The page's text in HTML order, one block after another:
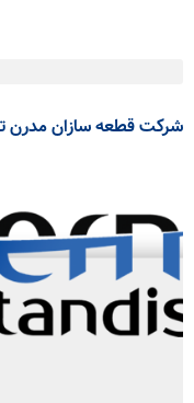
شرکت قطعه سازان مدرن